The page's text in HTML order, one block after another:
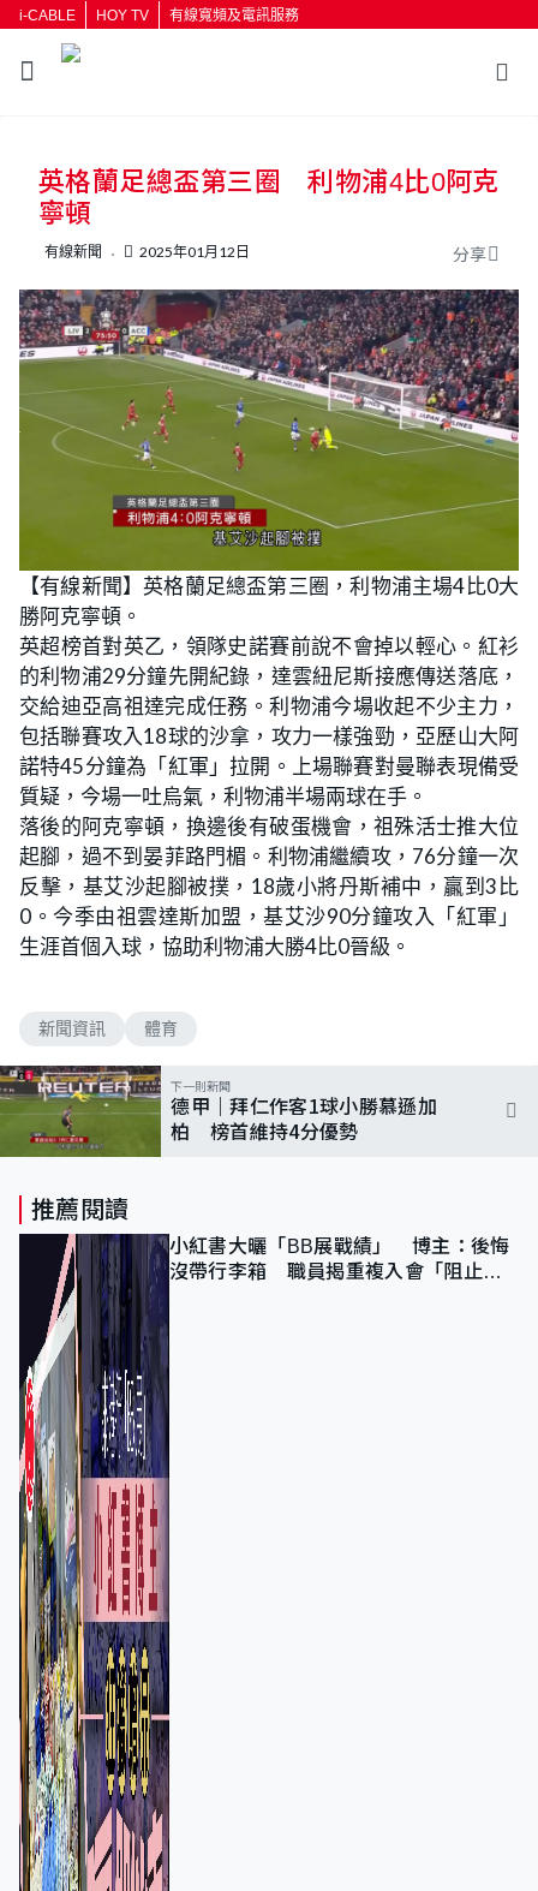
i-CABLE HOY TV 有線寬頻及電訊服務
英格蘭足總盃第三圈 利物浦4比0阿克
寧頓
有線新聞 2025年01月12日 分享
【有線新聞】英格蘭足總盃第三圈，利物浦主場4比0大
勝阿克寧頓。
英超榜首對英乙，領隊史諾賽前說不會掉以輕心。紅衫
的利物浦29分鐘先開紀錄，達雲紐尼斯接應傳送落底，
交給迪亞高祖達完成任務。利物浦今場收起不少主力，
包括聯賽攻入18球的沙拿，攻力一樣強勁，亞歷山大阿
諾特45分鐘為「紅軍」拉開。上場聯賽對曼聯表現備受
質疑，今場一吐烏氣，利物浦半場兩球在手。
落後的阿克寧頓，換邊後有破蛋機會，祖殊活士推大位
起腳，過不到晏菲路門楣。利物浦繼續攻，76分鐘一次
反擊，基艾沙起腳被撲，18歲小將丹斯補中，贏到3比
0。今季由祖雲達斯加盟，基艾沙90分鐘攻入「紅軍」
生涯首個入球，協助利物浦大勝4比0晉級。
新聞資訊 體育
下一則新聞
德甲｜拜仁作客1球小勝慕遜加
柏 榜首維持4分優勢
推薦閱讀
小紅書大曬「BB展戰績」 博主：後悔
沒帶行李箱 職員揭重複入會「阻止唔